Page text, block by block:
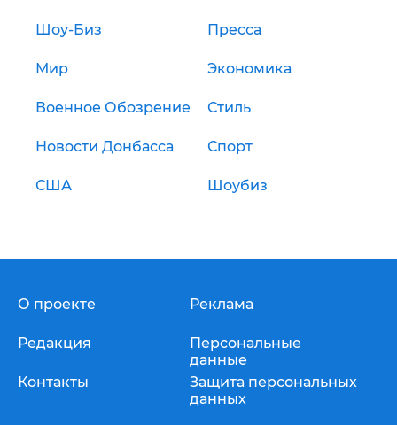
Шоу-Биз Пресса
Мир Экономика
Военное Обозрение Стиль
Новости Донбасса Спорт
США Шоубиз
О проекте
Редакция
Контакты
Реклама
Персональные
данные
Защита персональных
данных